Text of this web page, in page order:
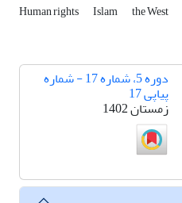
Human rights Islam the West
دوره 5، شماره 17 - شماره
پیاپی 17
زمستان 1402